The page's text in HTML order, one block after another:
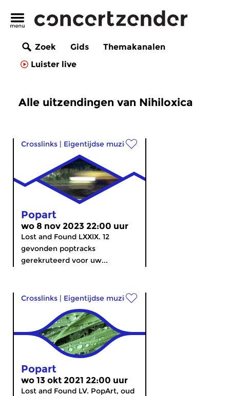
Zoek Gids
Themakanalen
Luister live
Alle uitzendingen van Nihiloxica
Crosslinks | Eigentijdse muziek
Popart
wo 8 nov 2023 22:00 uur
Lost and Found LXXIX. 12
gevonden poptracks
gerekruteerd voor uw...
Crosslinks | Eigentijdse muziek
Popart
wo 13 okt 2021 22:00 uur
Lost and Found LV. PopArt, oud